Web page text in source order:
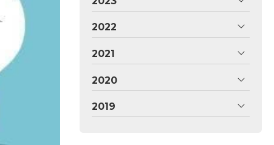
2022
2021
2020
2019